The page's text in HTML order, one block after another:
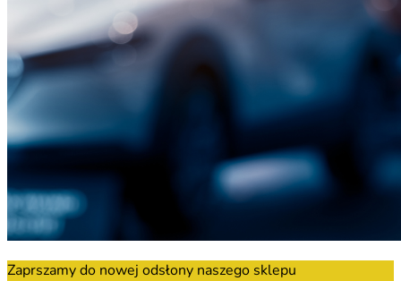
Zaprszamy do nowej odsłony naszego sklepu